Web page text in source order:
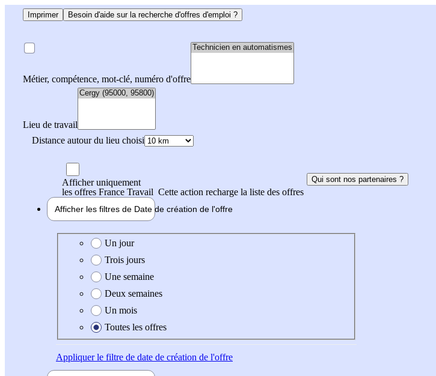
Imprimer Besoin d'aide sur la recherche d'offres d'emploi ?
Métier, compétence, mot-clé, numéro d'offre
Lieu de travail
Distance autour du lieu choisi
Afficher uniquement
les offres France Travail Cette action recharge la liste des offres
Qui sont nos partenaires ?
Afficher les filtres de Date de création de l'offre
Date de création de l'offre
Un jour
Trois jours
Une semaine
Deux semaines
Un mois
Toutes les offres
Appliquerle filtre de date de création de l'offre